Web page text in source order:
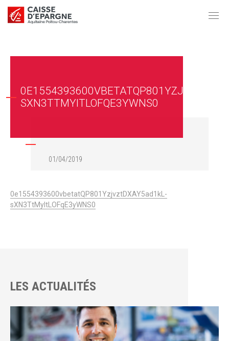
SXN3TTMYITLOFQE3YWNS0
01/04/2019
0e1554393600vbetatQP801YzjvztDXAY5ad1kL-
sXN3TtMyItLOFqE3yWNS0
LES ACTUALITÉS